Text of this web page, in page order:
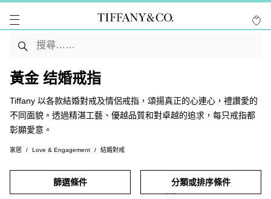
黃金 结婚戒指
Tiffany 以各款結婚對戒及情侶戒指，頌揚真正的心連心，禮讚愛的
不同面貌。透過精湛工藝、優越品質和對卓越的追求，每只戒指都
彰顯愛意。
家居 Love & Engagement 結婚對戒
篩選條件 分類或排序條件